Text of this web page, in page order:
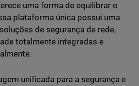
uma forma de equilibrar o
plataforma única possui uma
de segurança de rede,
totalmente integradas e
unificada para a segurança e